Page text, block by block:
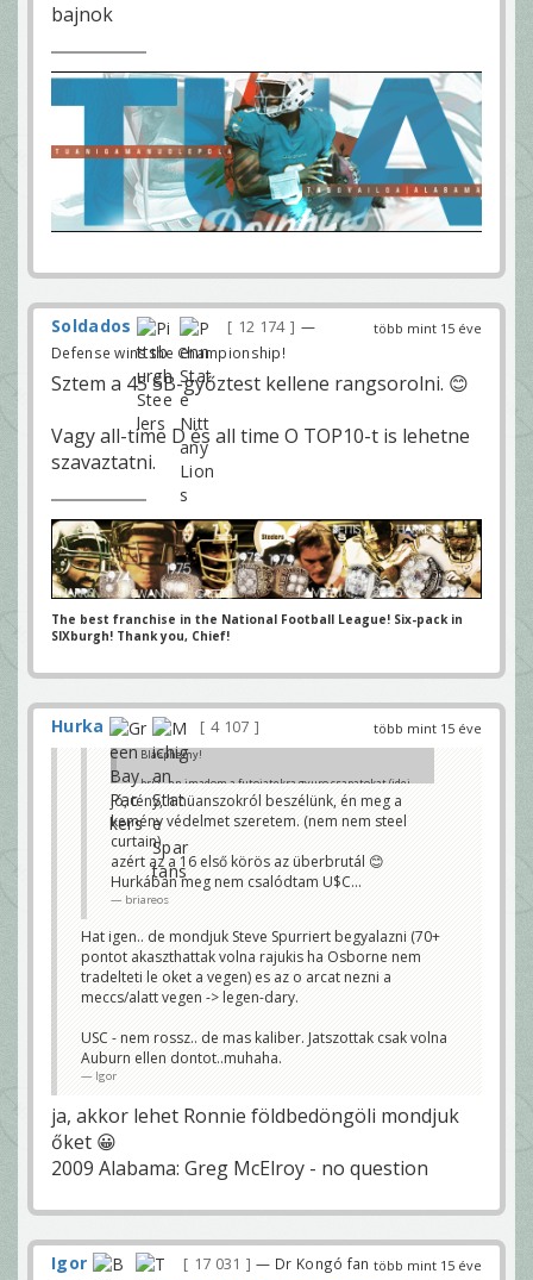
bajnok
több mint 15 éve
Soldados 12 174
—
Defense wins the Championship!
Sztem a 45 SB-győztest kellene rangsorolni. 😊
Vagy all-time D és all time O TOP10-t is lehetne
szavaztatni.
The best franchise in the National Football League! Six-pack in
SIXburgh! Thank you, Chief!
több mint 15 éve
Hurka 4 107
Blasphemy!
bria - en imadom a futojatekra gyuro csapatokat (idei
Wisco, ahhhhh, orgazmus..) - ennyi.
Apples / oranges.
Igor
jó, tény, h nüanszokról beszélünk, én meg a
kemény védelmet szeretem. (nem nem steel
curtain)
azért az a 16 első körös az überbrutál 😊
Hurkában meg nem csalódtam U$C...
briareos
Hat igen.. de mondjuk Steve Spurriert begyalazni (70+
pontot akaszthattak volna rajukis ha Osborne nem
tradelteti le oket a vegen) es az o arcat nezni a
meccs/alatt vegen -> legen-dary.
USC - nem rossz.. de mas kaliber. Jatszottak csak volna
Auburn ellen dontot..muhaha.
Igor
ja, akkor lehet Ronnie földbedöngöli mondjuk
őket 😀
2009 Alabama: Greg McElroy - no question
több mint 15 éve
Igor 17 031 — Dr Kongó fan